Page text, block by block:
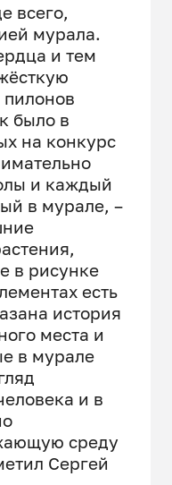
всего,
мурала.
и тем
пилонов
было в
на конкурс
и каждый
в мурале, –
в рисунке
есть
история
места и
в мурале
и в
среду
Сергей